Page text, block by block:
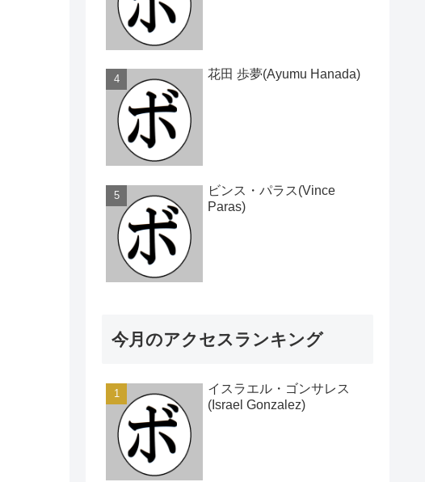
花田 歩夢(Ayumu Hanada)
ビンス・パラス(Vince
Paras)
今月のアクセスランキング
イスラエル・ゴンサレス
(Israel Gonzalez)